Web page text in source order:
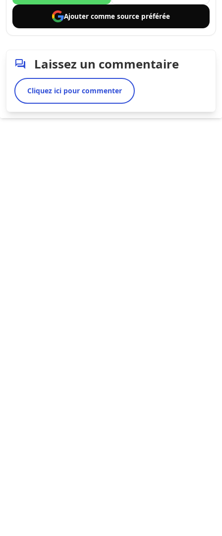
Ajouter comme source préférée
Laissez un commentaire
Cliquez ici pour commenter